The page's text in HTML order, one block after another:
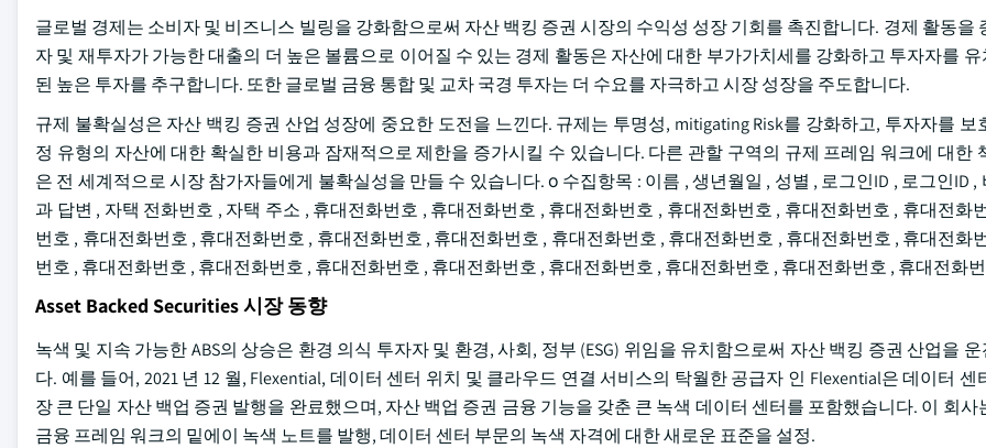
글로벌 경제는 소비자 및 비즈니스 빌링을 강화함으로써 자산 백킹 증권 시장의 수익성 성장 기회를 촉진합니다. 경제 활동을
자 및 재투자가 가능한 대출의 더 높은 볼륨으로 이어질 수 있는 경제 활동은 자산에 대한 부가가치세를 강화하고 투자자를
된 높은 투자를 추구합니다. 또한 글로벌 금융 통합 및 교차 국경 투자는 더 수요를 자극하고 시장 성장을 주도합니다.
규제 불확실성은 자산 백킹 증권 산업 성장에 중요한 도전을 느낀다. 규제는 투명성, mitigating Risk를 강화하고, 투자자를 보
정 유형의 자산에 대한 확실한 비용과 잠재적으로 제한을 증가시킬 수 있습니다. 다른 관할 구역의 규제 프레임 워크에 대한
은 전 세계적으로 시장 참가자들에게 불확실성을 만들 수 있습니다. ο 수집항목 : 이름 , 생년월일 , 성별 , 로그인ID , 로그인ID ,
과 답변 , 자택 전화번호 , 자택 주소 , 휴대전화번호 , 휴대전화번호 , 휴대전화번호 , 휴대전화번호 , 휴대전화번호 , 휴대전화
번호 , 휴대전화번호 , 휴대전화번호 , 휴대전화번호 , 휴대전화번호 , 휴대전화번호 , 휴대전화번호 , 휴대전화번호 , 휴대전화
번호 , 휴대전화번호 , 휴대전화번호 , 휴대전화번호 , 휴대전화번호 , 휴대전화번호 , 휴대전화번호 , 휴대전화번호 , 휴대전화
Asset Backed Securities 시장 동향
녹색 및 지속 가능한 ABS의 상승은 환경 의식 투자자 및 환경, 사회, 정부 (ESG) 위임을 유치함으로써 자산 백킹 증권 산업을
다. 예를 들어, 2021 년 12 월, Flexential, 데이터 센터 위치 및 클라우드 연결 서비스의 탁월한 공급자 인 Flexential은 데이터 센
장 큰 단일 자산 백업 증권 발행을 완료했으며, 자산 백업 증권 금융 기능을 갖춘 큰 녹색 데이터 센터를 포함했습니다. 이 회사
금융 프레임 워크의 밑에이 녹색 노트를 발행, 데이터 센터 부문의 녹색 자격에 대한 새로운 표준을 설정.